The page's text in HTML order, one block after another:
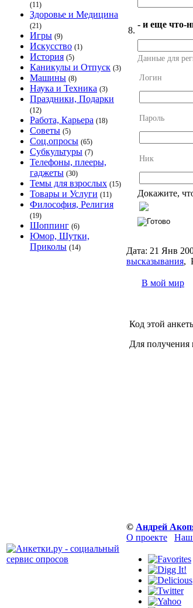
(11)
Здоровье и Медицина
(21)
Игры (9)
Искусство (1)
История (5)
Каникулы и Отпуск (3)
Машины (8)
Наука и Техника (3)
Праздники, Подарки
(12)
Работа, Карьера (18)
Советы (5)
Соц.опросы (65)
Субкультуры (7)
Телефоны, плееры,
гаджеты (30)
Темы для взрослых (15)
Товары и Услуги (11)
Философия, Религия
(19)
Шоппинг (6)
Юмор, Шутки,
Приколы (14)
8.
- и еще что-
Данные для
Логин
Пароль
Ник
Докажите,
Дата: 21 Янв
высказывания,
В мой мир
Код этой
Для получения
© Андрей
О проекте
Наш